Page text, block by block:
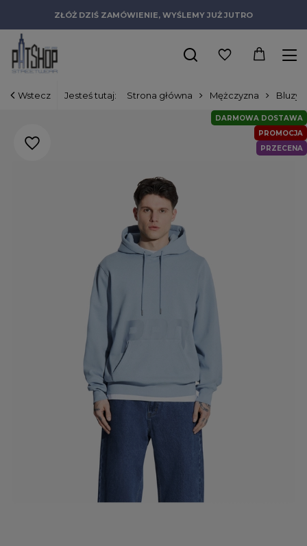
ZŁÓŻ DZIŚ ZAMÓWIENIE, WYŚLEMY JUŻ JUTRO
Wstecz Jesteś tutaj: Strona główna Mężczyzna Bluzy
PROMOCJA
PRZECENA
DARMOWA DOSTAWA